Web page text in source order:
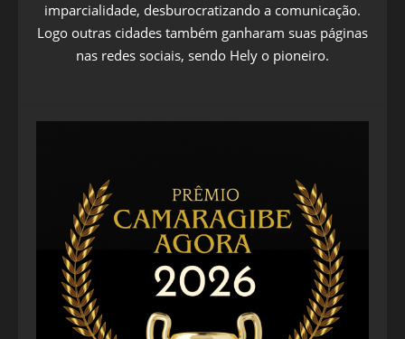
imparcialidade, desburocratizando a comunicação.
Logo outras cidades também ganharam suas páginas
nas redes sociais, sendo Hely o pioneiro.